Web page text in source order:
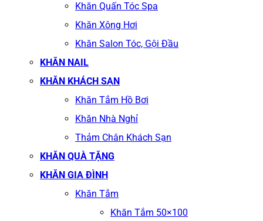
Khăn Quấn Tóc Spa
Khăn Xông Hơi
Khăn Salon Tóc, Gội Đầu
KHĂN NAIL
KHĂN KHÁCH SẠN
Khăn Tắm Hồ Bơi
Khăn Nhà Nghỉ
Thảm Chân Khách Sạn
KHĂN QUÀ TẶNG
KHĂN GIA ĐÌNH
Khăn Tắm
Khăn Tắm 50×100